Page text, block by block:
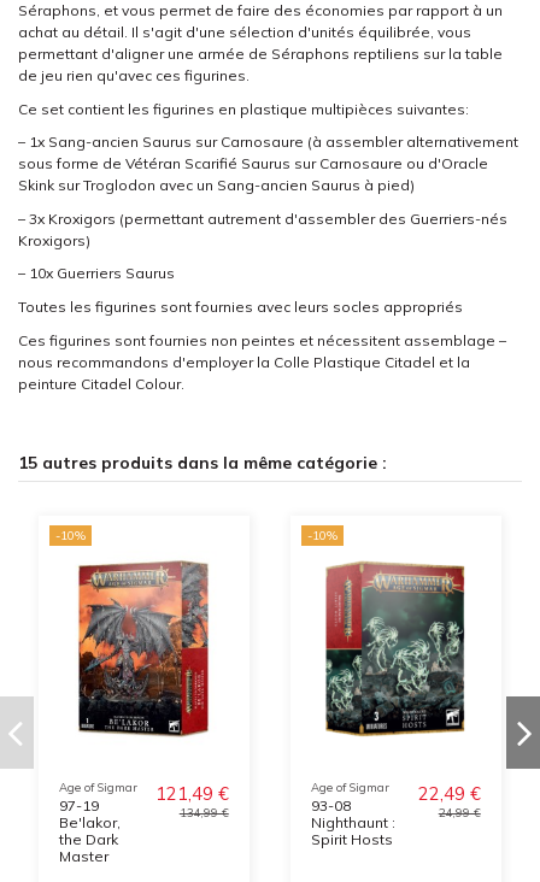
Séraphons, et vous permet de faire des économies par rapport à un
achat au détail. Il s'agit d'une sélection d'unités équilibrée, vous
permettant d'aligner une armée de Séraphons reptiliens sur la table
de jeu rien qu'avec ces figurines.
Ce set contient les figurines en plastique multipièces suivantes:
– 1x Sang-ancien Saurus sur Carnosaure (à assembler alternativement
sous forme de Vétéran Scarifié Saurus sur Carnosaure ou d'Oracle
Skink sur Troglodon avec un Sang-ancien Saurus à pied)
– 3x Kroxigors (permettant autrement d'assembler des Guerriers-nés
Kroxigors)
– 10x Guerriers Saurus
Toutes les figurines sont fournies avec leurs socles appropriés
Ces figurines sont fournies non peintes et nécessitent assemblage –
nous recommandons d'employer la Colle Plastique Citadel et la
peinture Citadel Colour.
15 autres produits dans la même catégorie :
-10%
Age of Sigmar
97-19
Be'lakor,
the Dark
Master
121,49 €
134,99 €
-10%
Age of Sigmar
93-08
Nighthaunt :
Spirit Hosts
22,49 €
24,99 €